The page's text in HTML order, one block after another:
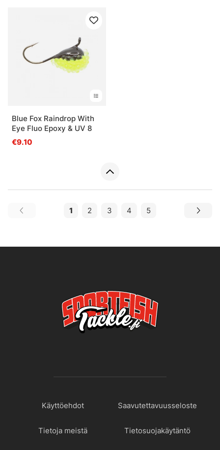
Blue Fox Raindrop With
Eye Fluo Epoxy & UV 8
€9.10
1 2 3 4 5
Käyttöehdot Saavutettavuusseloste
Tietoja meistä Tietosuojakäytäntö